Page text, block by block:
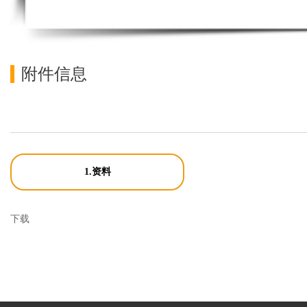
附件信息
1.资料
下载